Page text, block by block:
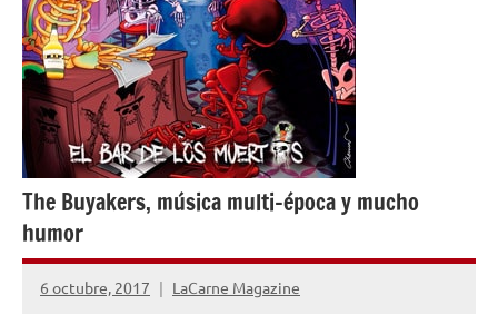
The Buyakers, música multi-época y mucho
humor
6 octubre, 2017 LaCarne Magazine
No